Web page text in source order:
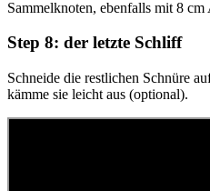
Sammelknoten, ebenfalls mit 8 cm
Step 8: der letzte Schliff
Schneide die restlichen Schnüre
kämme sie leicht aus (optional).